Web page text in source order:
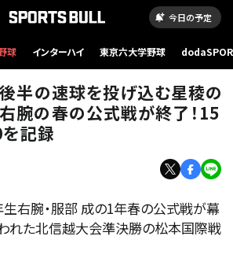
今日の予定
球 インターハイ 東京六大学野球
半の速球を投げ込む星稜の
腕の春の公式戦が終了！15
記録
右腕・服部 成の1年春の公式戦が幕
れた北信越大会準決勝の松本国際戦